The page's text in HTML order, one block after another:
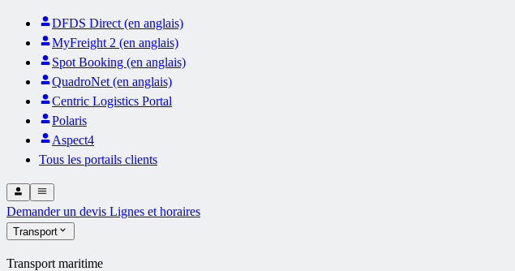
DFDS Direct (en anglais)
MyFreight 2 (en anglais)
Spot Booking (en anglais)
QuadroNet (en anglais)
Centric Logistics Portal
Polaris
Aspect4
Tous les portails clients
Demander un devis Lignes et horaires
Transport
Transport maritime